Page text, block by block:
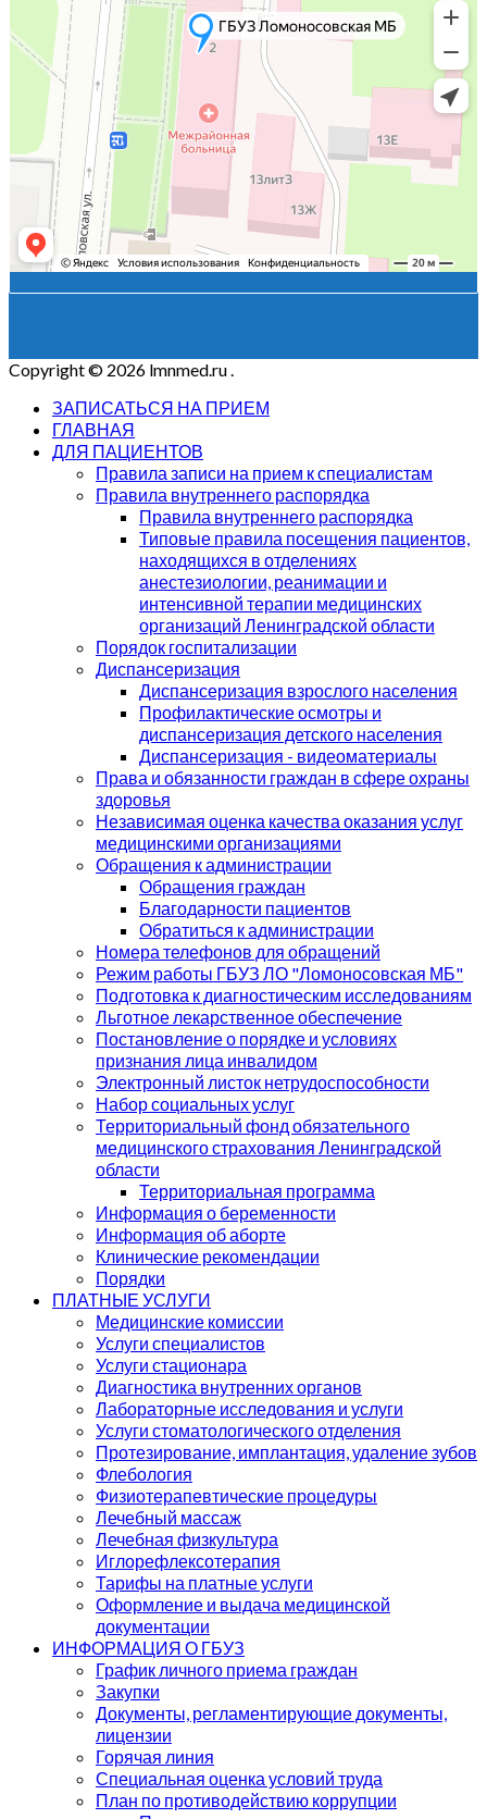
Copyright © 2026 lmnmed.ru.
ЗАПИСАТЬСЯ НА ПРИЕМ
ГЛАВНАЯ
ДЛЯ ПАЦИЕНТОВ
Правила записи на прием к специалистам
Правила внутреннего распорядка
Правила внутреннего распорядка
Типовые правила посещения пациентов,
находящихся в отделениях
анестезиологии, реанимации и
интенсивной терапии медицинских
организаций Ленинградской области
Порядок госпитализации
Диспансеризация
Диспансеризация взрослого населения
Профилактические осмотры и
диспансеризация детского населения
Диспансеризация - видеоматериалы
Права и обязанности граждан в сфере охраны
здоровья
Независимая оценка качества оказания услуг
медицинскими организациями
Обращения к администрации
Обращения граждан
Благодарности пациентов
Обратиться к администрации
Номера телефонов для обращений
Режим работы ГБУЗ ЛО "Ломоносовская МБ"
Подготовка к диагностическим исследованиям
Льготное лекарственное обеспечение
Постановление о порядке и условиях
признания лица инвалидом
Электронный листок нетрудоспособности
Набор социальных услуг
Территориальный фонд обязательного
медицинского страхования Ленинградской
области
Территориальная программа
Информация о беременности
Информация об аборте
Клинические рекомендации
Порядки
ПЛАТНЫЕ УСЛУГИ
Медицинские комиссии
Услуги специалистов
Услуги стационара
Диагностика внутренних органов
Лабораторные исследования и услуги
Услуги стоматологического отделения
Протезирование, имплантация, удаление зубов
Флебология
Физиотерапевтические процедуры
Лечебный массаж
Лечебная физкультура
Иглорефлексотерапия
Тарифы на платные услуги
Оформление и выдача медицинской
документации
ИНФОРМАЦИЯ О ГБУЗ
График личного приема граждан
Закупки
Документы, регламентирующие документы,
лицензии
Горячая линия
Специальная оценка условий труда
План по противодействию коррупции